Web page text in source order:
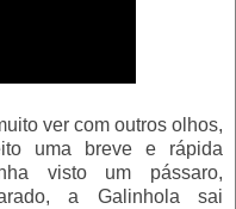
ver com outros olhos,
uma breve e rápida
visto um pássaro,
a Galinhola sai